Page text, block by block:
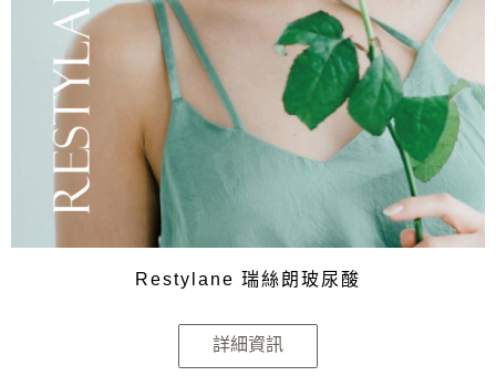
Restylane 瑞絲朗玻尿酸
詳細資訊